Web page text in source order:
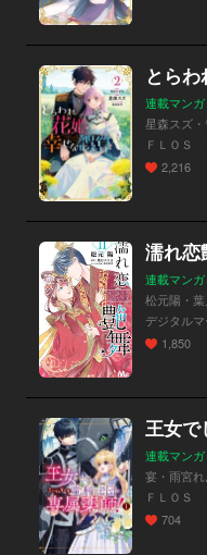
とら
連載マンガ
星森スズ
ＦＬＯＳ
2,216
濡れ恋
連載マンガ
松元陽・
デジタルマ
1,850
連載マンガ
宴・雨宮れ
ＦＬＯＳ
704